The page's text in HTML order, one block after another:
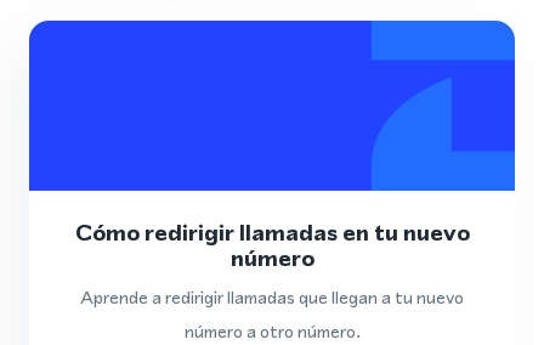
Cómo redirigir llamadas en tu nuevo
número
Aprende a redirigir llamadas que llegan a tu nuevo
número a otro número.